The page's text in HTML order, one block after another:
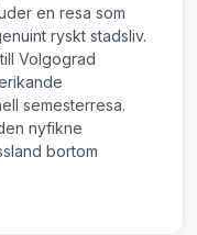
en resa som
ryskt stadsliv.
Volgograd
semesterresa.
nyfikne
bortom